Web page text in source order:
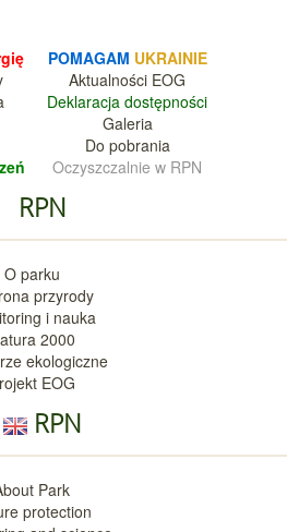
POMAGAM UKRAINIE
Aktualności EOG
Deklaracja dostępności
Galeria
Do pobrania
Oczyszczalnie w RPN
RPN
O parku
przyrody
i nauka
2000
ekologiczne
EOG
RPN
Park
protection